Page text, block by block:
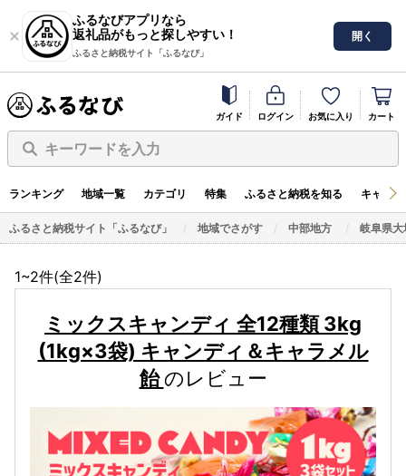
ふるなびアプリなら
返礼品がもっと探しやすい！
ふるさと納税サイト「ふるなび」
開く
ガイド ログイン お気に入り カート
キーワードを入力
ランキング 地域一覧 カテゴリ 特集 ふるさと納税を知る キャン
ふるさと納税サイト「ふるなび」 地域でさがす 中部地方 岐阜県大
1~2件(全2件)
ミックスキャンディ 全12種類 3kg
(1kg×3袋) キャンディ＆キャラメル
飴のレビュー